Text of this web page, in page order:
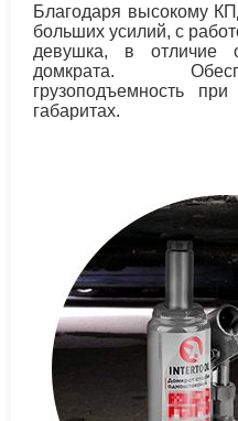
Благодаря высокому
больших усилий, с
девушка, в отличие
домкрата.
грузоподъемность
габаритах.